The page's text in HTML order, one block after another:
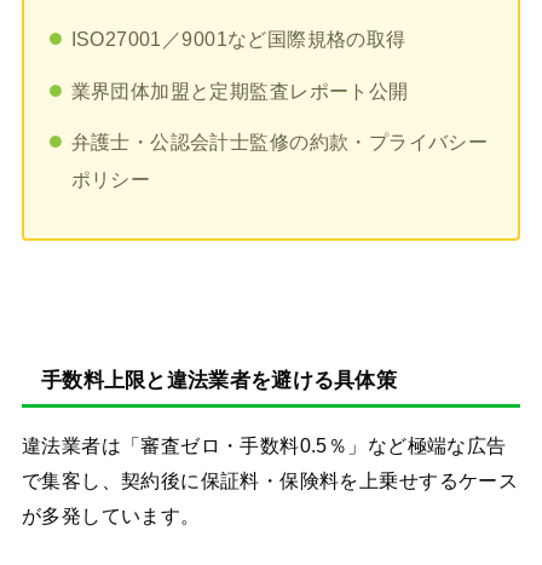
ISO27001／9001など国際規格の取得
業界団体加盟と定期監査レポート公開
弁護士・公認会計士監修の約款・プライバシー
ポリシー
手数料上限と違法業者を避ける具体策
違法業者は「審査ゼロ・手数料0.5％」など極端な広告
で集客し、契約後に保証料・保険料を上乗せするケース
が多発しています。